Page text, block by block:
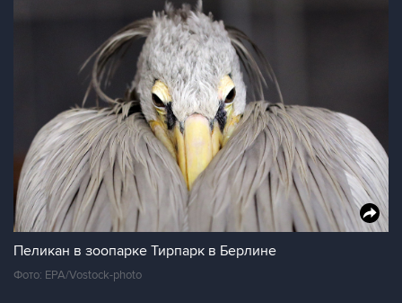
Пеликан в зоопарке Тирпарк в Берлине
Фото: EPA/Vostock-photo